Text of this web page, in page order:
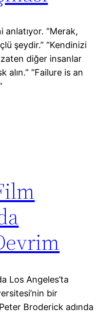
anlatıyor. “Merak,
şeydir.” “Kendinizi
zaten diğer insanlar
alın.” “Failure is an
Los Angeles’ta
bir
Broderick adında